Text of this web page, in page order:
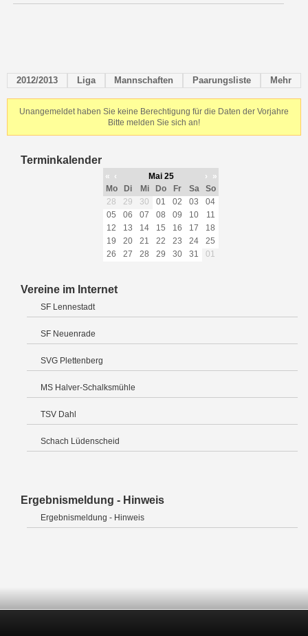
2012/2013 Liga Mannschaften Paarungsliste Mehr
Unangemeldet haben Sie keine Berechtigung für die Daten der Vorjahre
Bitte melden Sie sich an!
Terminkalender
« ‹ Mai 25 ›
»
Mo
Di Mi Do Fr Sa
So
28
29 30 01 02 03
04
05
06 07 08 09 10
11
12
13 14 15 16 17
18
19
20 21 22 23 24
25
26
27 28 29 30 31 01
Vereine im Internet
SF Lennestadt
SF Neuenrade
SVG Plettenberg
MS Halver-Schalksmühle
TSV Dahl
Schach Lüdenscheid
Ergebnismeldung - Hinweis
Ergebnismeldung - Hinweis